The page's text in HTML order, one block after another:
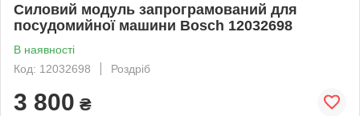
Силовий модуль запрограмований для
посудомийної машини Bosch 12032698
В наявності
Код: 12032698
Роздріб
3 800 ₴